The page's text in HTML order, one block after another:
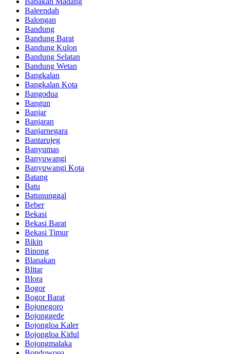
Baleendah
Balongan
Bandung
Bandung Barat
Bandung Kulon
Bandung Selatan
Bandung Wetan
Bangkalan
Bangkalan Kota
Bangodua
Bangun
Banjar
Banjaran
Banjarnegara
Bantarujeg
Banyumas
Banyuwangi
Banyuwangi Kota
Batang
Batu
Batununggal
Beber
Bekasi
Bekasi Barat
Bekasi Timur
Bikin
Binong
Blanakan
Blitar
Blora
Bogor
Bogor Barat
Bojonegoro
Bojonggede
Bojongloa Kaler
Bojongloa Kidul
Bojongmalaka